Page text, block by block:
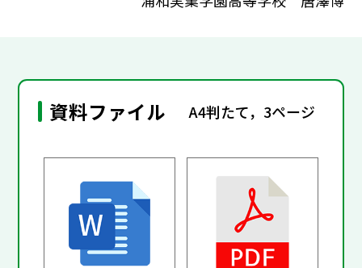
資料ファイル A4判たて，3ページ